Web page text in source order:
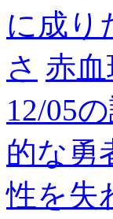
に成り
さ 赤
12/05
的な勇
性を失